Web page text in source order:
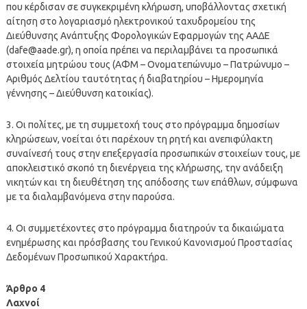
που κέρδισαν σε συγκεκριμένη κλήρωση, υποβάλλοντας σχετική
αίτηση στο λογαριασμό ηλεκτρονικού ταχυδρομείου της
Διεύθυνσης Ανάπτυξης Φορολογικών Εφαρμογών της ΑΑΔΕ
(dafe@aade.gr), η οποία πρέπει να περιλαμβάνει τα προσωπικά
στοιχεία μητρώου τους (ΑΦΜ – Ονοματεπώνυμο – Πατρώνυμο –
Αριθμός Δελτίου ταυτότητας ή διαβατηρίου – Ημερομηνία
γέννησης – Διεύθυνση κατοικίας).
3. Οι πολίτες, με τη συμμετοχή τους στο πρόγραμμα δημοσίων
κληρώσεων, νοείται ότι παρέχουν τη ρητή και ανεπιφύλακτη
συναίνεσή τους στην επεξεργασία προσωπικών στοιχείων τους, με
αποκλειστικό σκοπό τη διενέργεια της κλήρωσης, την ανάδειξη
νικητών και τη διευθέτηση της απόδοσης των επάθλων, σύμφωνα
με τα διαλαμβανόμενα στην παρούσα.
4. Οι συμμετέχοντες στο πρόγραμμα διατηρούν τα δικαιώματα
ενημέρωσης και πρόσβασης του Γενικού Κανονισμού Προστασίας
Δεδομένων Προσωπικού Χαρακτήρα.
Άρθρο 4
Λαχνοί